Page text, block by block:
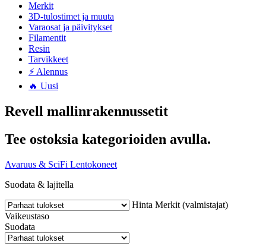
Merkit
3D-tulostimet ja muuta
Varaosat ja päivitykset
Filamentit
Resin
Tarvikkeet
⚡ Alennus
🔥 Uusi
Revell mallinrakennussetit
Tee ostoksia kategorioiden avulla.
Avaruus & SciFi Lentokoneet
Suodata & lajitella
Hinta Merkit (valmistajat)
Vaikeustaso
Suodata